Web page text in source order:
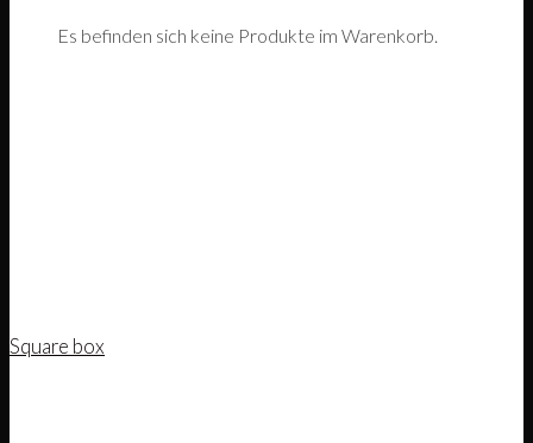
Es befinden sich keine Produkte im Warenkorb.
Square box